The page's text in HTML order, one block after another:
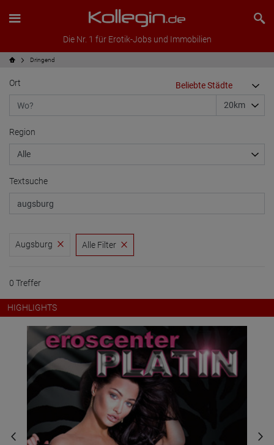
Die Nr. 1 für Erotik-Jobs und Immobilien
Dringend
Ort
Region
Textsuche
Augsburg Alle Filter
0 Treffer
HIGHLIGHTS